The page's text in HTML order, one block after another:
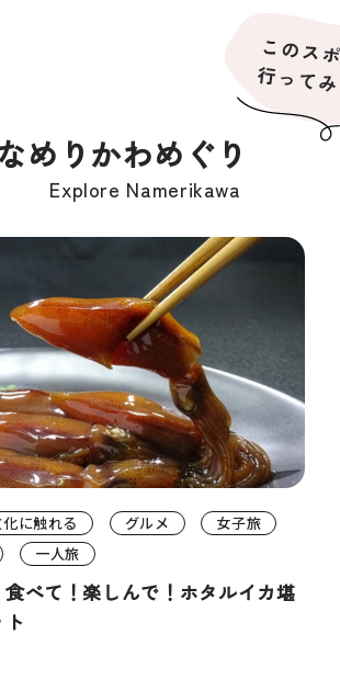
めりかわめぐり
Explore Namerikawa
に触れる グルメ
女子旅
一人旅
べて！楽しんで！ホタルイカ堪